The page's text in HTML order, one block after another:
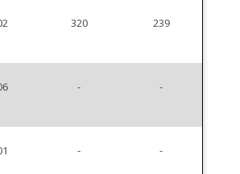
320 239
- -
- -